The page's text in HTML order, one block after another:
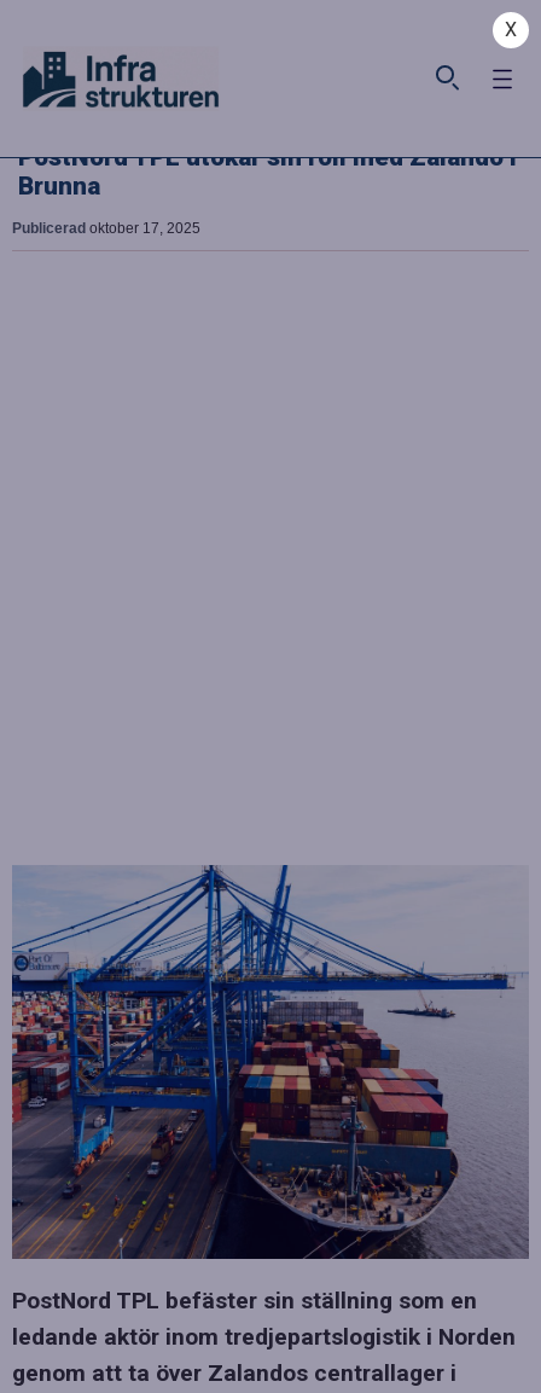
X
PostNord TPL utökar sin roll med Zalando i
Brunna
Publicerad oktober 17, 2025
PostNord TPL befäster sin ställning som en
ledande aktör inom tredjepartslogistik i Norden
genom att ta över Zalandos centrallager i